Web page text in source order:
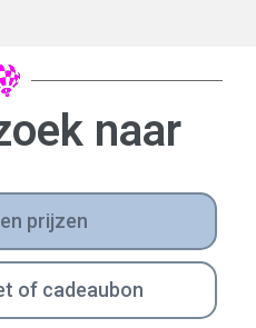
naar
prijzen
of cadeaubon